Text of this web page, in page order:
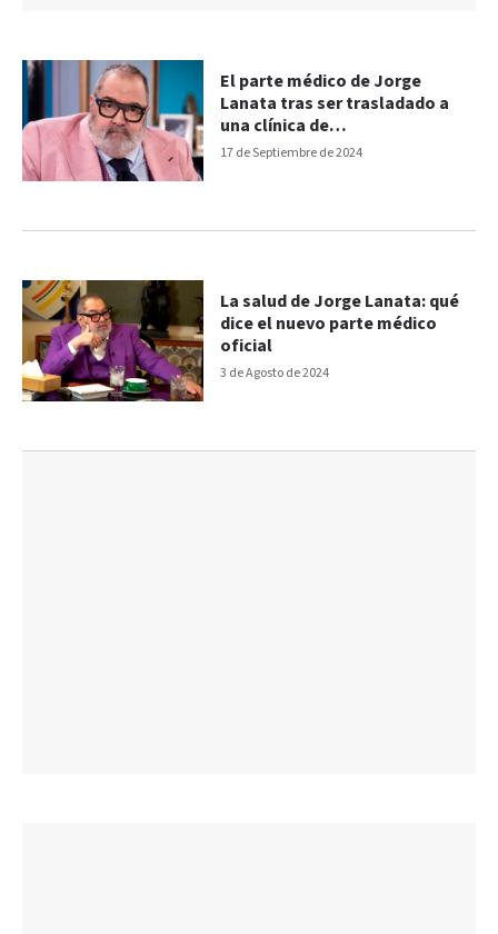
17 de Septiembre de 2024
El parte médico de Jorge
Lanata tras ser trasladado a
una clínica de
neurorehabilitación
3 de Agosto de 2024
La salud de Jorge Lanata: qué
dice el nuevo parte médico
oficial